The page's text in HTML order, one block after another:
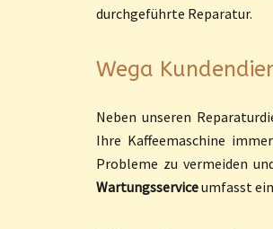
durchgeführte Reparatur.
Wega
Neben unseren
Ihre Kaffeemaschine
Probleme zu vermeiden
Wartungsserviceumfasst